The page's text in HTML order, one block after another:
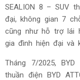
SEALION 8 – SUV
đại, không gian 7
cũng như hỗ trợ lái
gia đình hiện đại và
Tháng 7/2025,
thuần điện BYD